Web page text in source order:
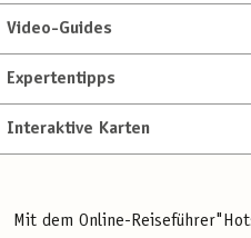
Video-Guides
Expertentipps
Interaktive Karten
Mit dem Online-